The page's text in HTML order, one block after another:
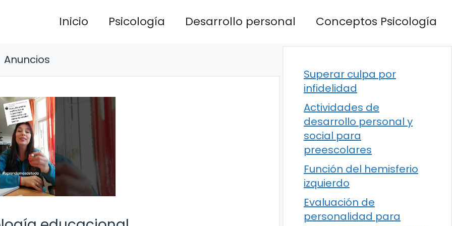
Inicio Psicología Desarrollo personal Conceptos Psicología
Anuncios
Superar culpa por
infidelidad
Actividades de
desarrollo personal y
social para
preescolares
Función del hemisferio
izquierdo
Evaluación de
personalidad para